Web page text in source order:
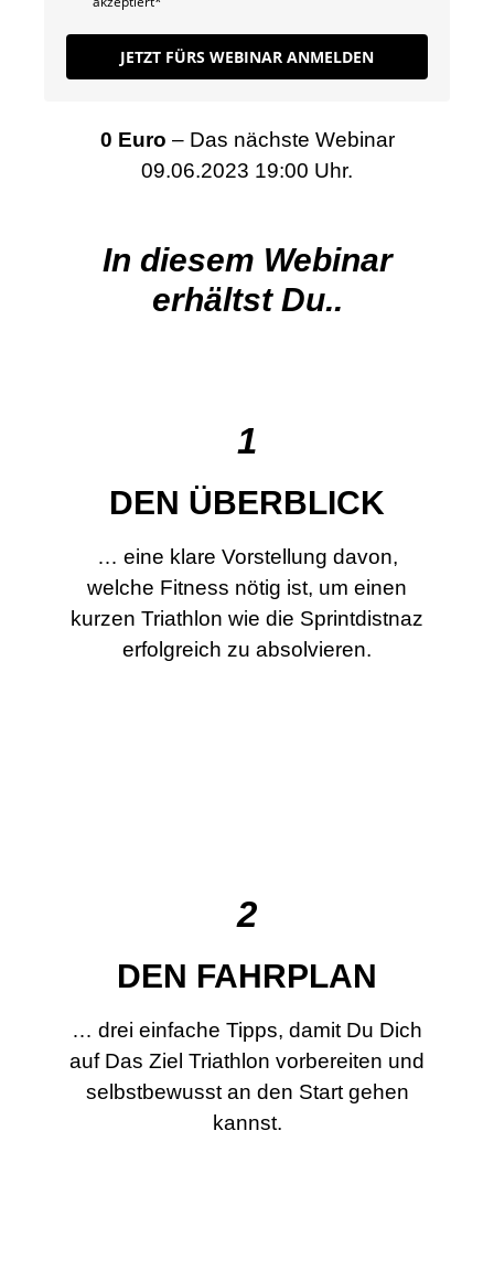
JETZT FÜRS WEBINAR ANMELDEN
0 Euro – Das nächste Webinar
09.06.2023 19:00 Uhr.
In diesem Webinar
erhältst Du..
1
DEN ÜBERBLICK
… eine klare Vorstellung davon,
welche Fitness nötig ist, um einen
kurzen Triathlon wie die Sprintdistnaz
erfolgreich zu absolvieren.
2
DEN FAHRPLAN
… drei einfache Tipps, damit Du Dich
auf Das Ziel Triathlon vorbereiten und
selbstbewusst an den Start gehen
kannst.